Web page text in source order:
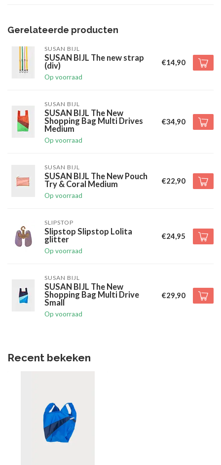
Gerelateerde producten
SUSAN BIJL
SUSAN BIJL The new strap
(div)
Op voorraad
€14,90
SUSAN BIJL
SUSAN BIJL The New
Shopping Bag Multi Drives
Medium
Op voorraad
€34,90
SUSAN BIJL
SUSAN BIJL The New Pouch
Try & Coral Medium
Op voorraad
€22,90
SLIPSTOP
Slipstop Slipstop Lolita
glitter
Op voorraad
€24,95
SUSAN BIJL
SUSAN BIJL The New
Shopping Bag Multi Drive
Small
Op voorraad
€29,90
Recent bekeken